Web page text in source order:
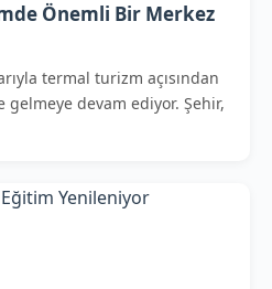
Önemli Bir Merkez
termal turizm açısından
devam ediyor. Şehir,